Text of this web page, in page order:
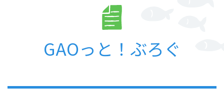
GAOっと！ぶろぐ